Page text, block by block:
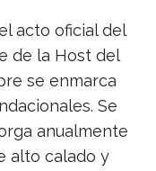
acto oficial del
de la Host del
se enmarca
Se
anualmente
alto calado y